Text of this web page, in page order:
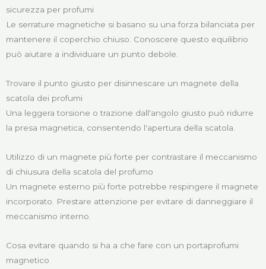
sicurezza per profumi
Le serrature magnetiche si basano su una forza bilanciata per
mantenere il coperchio chiuso. Conoscere questo equilibrio
può aiutare a individuare un punto debole.
Trovare il punto giusto per disinnescare un magnete della
scatola dei profumi
Una leggera torsione o trazione dall'angolo giusto può ridurre
la presa magnetica, consentendo l'apertura della scatola.
Utilizzo di un magnete più forte per contrastare il meccanismo
di chiusura della scatola del profumo
Un magnete esterno più forte potrebbe respingere il magnete
incorporato. Prestare attenzione per evitare di danneggiare il
meccanismo interno.
Cosa evitare quando si ha a che fare con un portaprofumi
magnetico